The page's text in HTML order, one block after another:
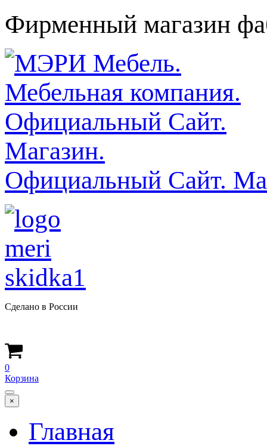
Фирменный магазин
Официальный Сайт.
Сделано в России
0
Корзина
×
Главная